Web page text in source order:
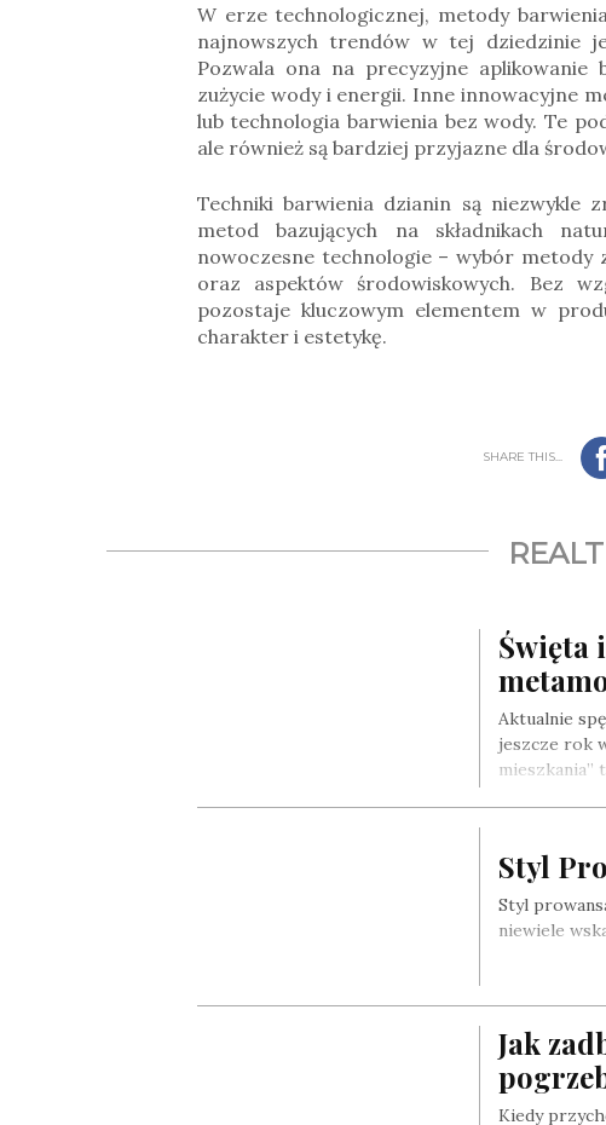
W erze technologicznej, metody
najnowszych trendów w tej dziedzinie
Pozwala ona na precyzyjne
zużycie wody i energii. Inne innowacyjne
lub technologia barwienia bez wody. Te
ale również są bardziej przyjazne dla
Techniki barwienia dzianin są niezwykle
metod bazujących na składnikach
nowoczesne technologie – wybór
oraz aspektów środowiskowych. Bez
pozostaje kluczowym elementem w
charakter i estetykę.
SHARE THIS...
Święta
Aktualnie
jeszcze rok
mieszkania”
Styl
Styl
niewiele
Jak
Kiedy